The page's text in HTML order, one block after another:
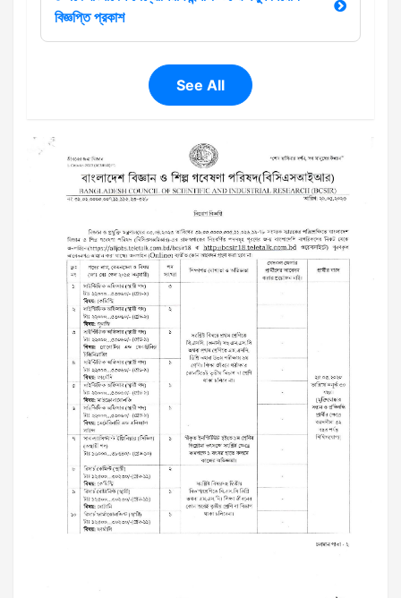
বিজ্ঞপ্তি প্রকাশ
See All